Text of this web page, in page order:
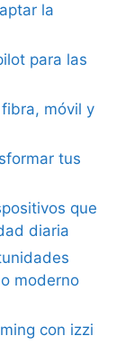
la
para las
móvil y
tus
que
diaria
moderno
con izzi